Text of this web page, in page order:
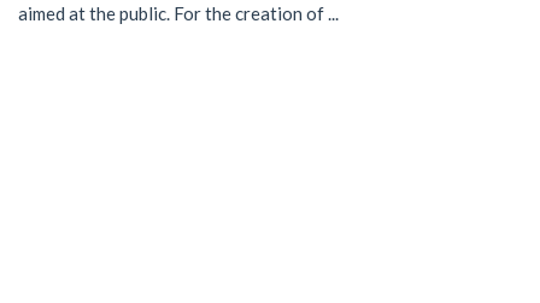
aimed at the public. For the creation of ...